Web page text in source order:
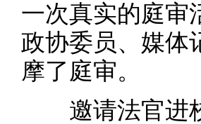
一次真实的庭审
政协委员、媒体
摩了庭审。
邀请法官进校